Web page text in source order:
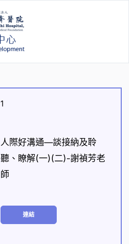
1
人際好溝通—談接納及聆
聽、瞭解(一)(二)-謝禎芳老
師
連結